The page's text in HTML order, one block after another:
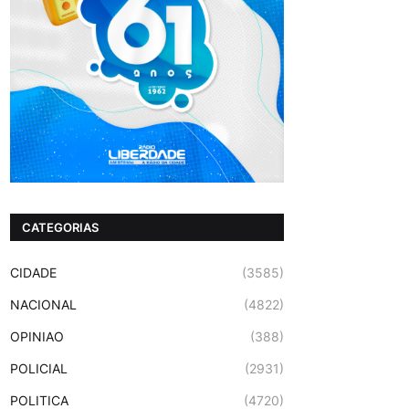
CATEGORIAS
CIDADE (3585)
NACIONAL (4822)
OPINIAO (388)
POLICIAL (2931)
POLITICA (4720)